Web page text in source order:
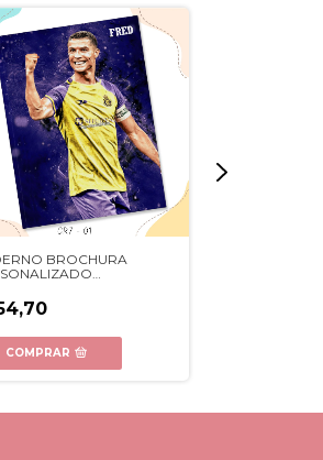
BROCHURA
COMPRAR